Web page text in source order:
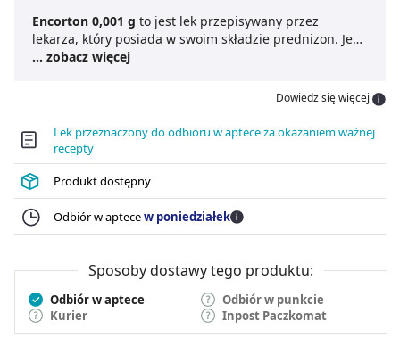
Encorton 0,001 g to jest lek przepisywany przez
lekarza, który posiada w swoim składzie prednizon. Jest
syntetycznym glikokortykosteroidem, który posiada
dodatkowo posiada działanie immunosupresyjne. Lek
na receptę posiada szerokie spektrum zastosowania i
jest skierowany dla dzieci i osób dorosłych. Encorton
0,001 g należy stosować według zaleceń lekarza.
Tabletkę stosuj doustnie, najlepiej w czasie posiłku.
... zobacz więcej
Dowiedz się więcej
Lek przeznaczony do odbioru w aptece za okazaniem ważnej
recepty
Produkt dostępny
Odbiór w aptecew poniedziałek
Sposoby dostawy tego produktu:
Odbiór w aptece
Odbiór w punkcie
Kurier
Inpost Paczkomat